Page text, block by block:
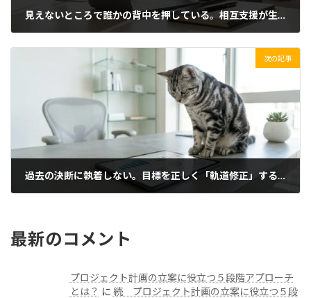
見えないところで誰かの背中を押している。相互支援が生み出す目標達成のループ
次の記事
過去の決断に執着しない。目標を正しく「軌道修正」する客観的な視点
最新のコメント
プロジェクト計画の立案に役立つ５段階アプローチ
とは？ に 続 プロジェクト計画の立案に役立つ５段